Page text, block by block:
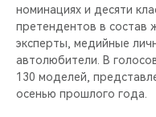
номинациях и десяти
претендентов в состав
эксперты, медийные
автолюбители. В
130 моделей,
осенью прошлого года.